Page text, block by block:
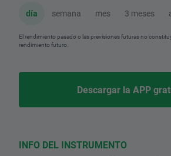
día semana mes 3 meses
El rendimiento pasado o las previsiones futuras no
rendimiento futuro.
Descargar la APP
INFO DEL INSTRUMENTO